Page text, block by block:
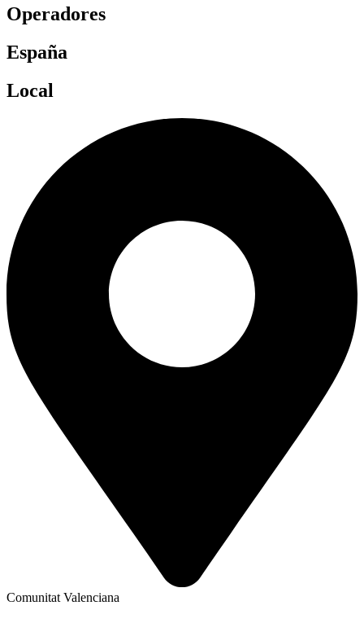
Operadores
España
Local
Comunitat Valenciana